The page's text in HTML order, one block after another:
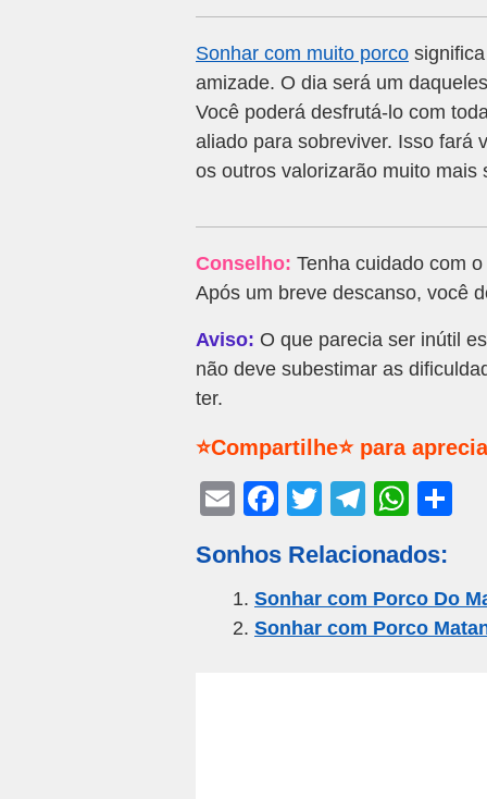
Sonhar com muito porco
amizade. O dia será um
Você poderá desfrutá-lo com
aliado para sobreviver. Isso fará
os outros valorizarão muito mais
Conselho: Tenha cuidado com
Após um breve descanso, você
Aviso: O que parecia ser inútil
não deve subestimar as
ter.
⭐Compartilhe⭐ para
E
ail
F
c
e
b
T
tt
er
T
e
gr
a
W
at
s
A
e
Sonhos Relacionados:
Sonhar com Porco Do
Sonhar com Porco